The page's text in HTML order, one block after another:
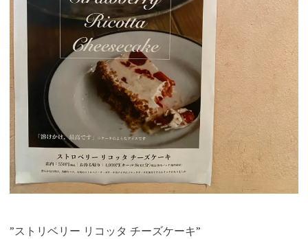
”ストリベリー リコッタ チーズケーキ”